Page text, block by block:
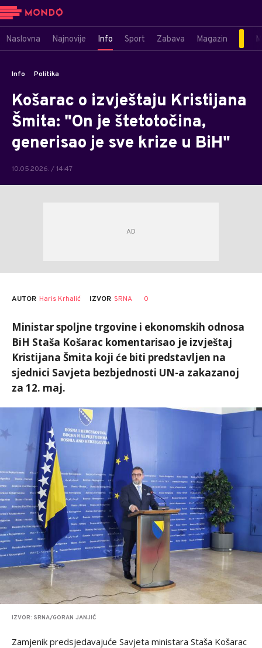
Naslovna Najnovije Info Sport Zabava Magazin
Info Politika
Košarac o izvještaju Kristijana
Šmita: "On je štetotočina,
generisao je sve krize u BiH"
10.05.2026. / 14:47
AUTOR Haris Krhalić IZVOR SRNA 0
Ministar spoljne trgovine i ekonomskih odnosa
BiH Staša Košarac komentarisao je izvještaj
Kristijana Šmita koji će biti predstavljen na
sjednici Savjeta bezbjednosti UN-a zakazanoj
za 12. maj.
IZVOR: SRNA/GORAN JANJIĆ
Zamjenik predsjedavajuće Savjeta ministara Staša Košarac